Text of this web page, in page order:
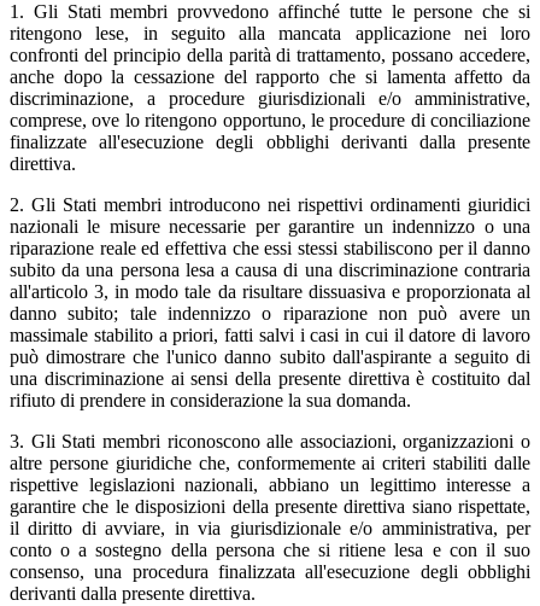
1. Gli Stati membri provvedono affinché tutte le persone che si
ritengono lese, in seguito alla mancata applicazione nei loro
confronti del principio della parità di trattamento, possano accedere,
anche dopo la cessazione del rapporto che si lamenta affetto da
discriminazione, a procedure giurisdizionali e/o amministrative,
comprese, ove lo ritengono opportuno, le procedure di conciliazione
finalizzate all'esecuzione degli obblighi derivanti dalla presente
direttiva.
2. Gli Stati membri introducono nei rispettivi ordinamenti giuridici
nazionali le misure necessarie per garantire un indennizzo o una
riparazione reale ed effettiva che essi stessi stabiliscono per il danno
subito da una persona lesa a causa di una discriminazione contraria
all'articolo 3, in modo tale da risultare dissuasiva e proporzionata al
danno subito; tale indennizzo o riparazione non può avere un
massimale stabilito a priori, fatti salvi i casi in cui il datore di lavoro
può dimostrare che l'unico danno subito dall'aspirante a seguito di
una discriminazione ai sensi della presente direttiva è costituito dal
rifiuto di prendere in considerazione la sua domanda.
3. Gli Stati membri riconoscono alle associazioni, organizzazioni o
altre persone giuridiche che, conformemente ai criteri stabiliti dalle
rispettive legislazioni nazionali, abbiano un legittimo interesse a
garantire che le disposizioni della presente direttiva siano rispettate,
il diritto di avviare, in via giurisdizionale e/o amministrativa, per
conto o a sostegno della persona che si ritiene lesa e con il suo
consenso, una procedura finalizzata all'esecuzione degli obblighi
derivanti dalla presente direttiva.